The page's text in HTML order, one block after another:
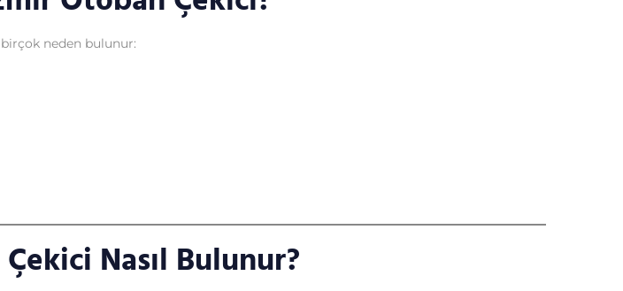
neden bulunur:
Nasıl Bulunur?